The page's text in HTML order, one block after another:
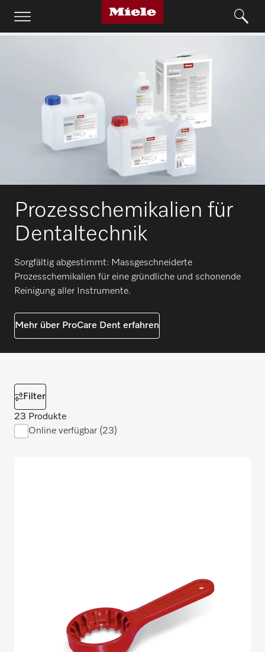
Prozesschemikalien für
Dentaltechnik
Sorgfältig abgestimmt: Massgeschneiderte
Prozesschemikalien für eine gründliche und schonende
Reinigung aller Instrumente.
Mehr über ProCare Dent erfahren
Filter
23 Produkte
Online verfügbar (23)